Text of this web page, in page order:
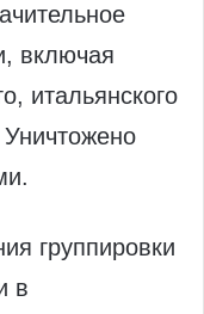
включая
итальянского
Уничтожено
группировки
в